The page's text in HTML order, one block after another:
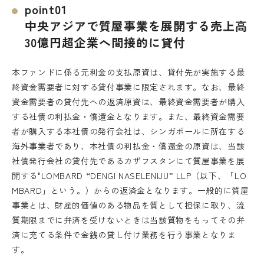
point01
中央アジアで質屋事業を展開する売上高
30億円超企業へ間接的に貸付
本ファンドに係る元利金の支払原資は、貸付先が実施する最
終資金需要者に対する貸付事業に限定されます。なお、最終
資金需要者の貸付先への返済原資は、最終資金需要者が購入
する社債の利払金・償還金となります。また、最終資金需要
者が購入する本社債の発行会社は、シンガポールに所在する
海外事業者であり、本社債の利払金・償還金の原資は、当該
社債発行会社の貸付先であるカザフスタンにて質屋事業を展
開する"LOMBARD “DENGI NASELENIJU” LLP（以下、「LO
MBARD」という。）からの返済金となります。一般的に質屋
事業とは、財産的価値のある物品を質として担保に取り、流
質期限までに弁済を受けないときは当該質物をもってその弁
済に充てる条件で金銭の貸し付け業務を行う事業となりま
す。